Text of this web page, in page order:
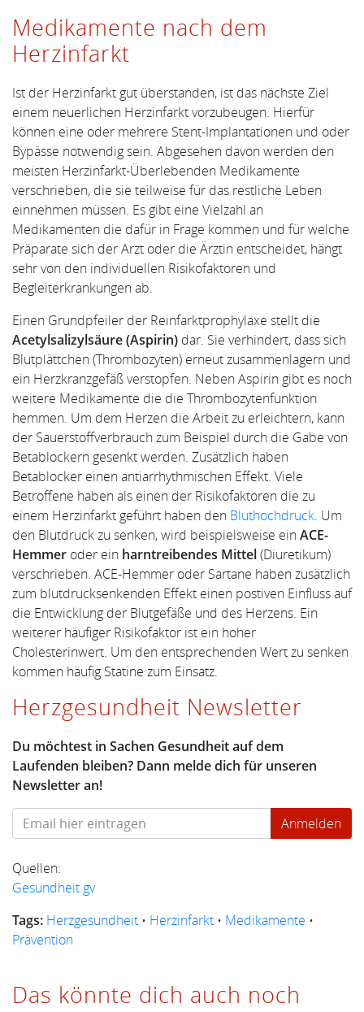
Medikamente nach dem
Herzinfarkt
Ist der Herzinfarkt gut überstanden, ist das nächste Ziel
einem neuerlichen Herzinfarkt vorzubeugen. Hierfür
können eine oder mehrere Stent-Implantationen und oder
Bypässe notwendig sein. Abgesehen davon werden den
meisten Herzinfarkt-Überlebenden Medikamente
verschrieben, die sie teilweise für das restliche Leben
einnehmen müssen. Es gibt eine Vielzahl an
Medikamenten die dafür in Frage kommen und für welche
Präparate sich der Arzt oder die Ärztin entscheidet, hängt
sehr von den individuellen Risikofaktoren und
Begleiterkrankungen ab.
Einen Grundpfeiler der Reinfarktprophylaxe stellt die
Acetylsalizylsäure (Aspirin) dar. Sie verhindert, dass sich
Blutplättchen (Thrombozyten) erneut zusammenlagern und
ein Herzkranzgefäß verstopfen. Neben Aspirin gibt es noch
weitere Medikamente die die Thrombozytenfunktion
hemmen. Um dem Herzen die Arbeit zu erleichtern, kann
der Sauerstoffverbrauch zum Beispiel durch die Gabe von
Betablockern gesenkt werden. Zusätzlich haben
Betablocker einen antiarrhythmischen Effekt. Viele
Betroffene haben als einen der Risikofaktoren die zu
einem Herzinfarkt geführt haben den Bluthochdruck. Um
den Blutdruck zu senken, wird beispielsweise einACE-
Hemmer oder ein harntreibendes Mittel(Diuretikum)
verschrieben. ACE-Hemmer oder Sartane haben zusätzlich
zum blutdrucksenkenden Effekt einen postiven Einfluss auf
die Entwicklung der Blutgefäße und des Herzens. Ein
weiterer häufiger Risikofaktor ist ein hoher
Cholesterinwert. Um den entsprechenden Wert zu senken
kommen häufig Statine zum Einsatz.
Herzgesundheit Newsletter
Du möchtest in Sachen Gesundheit auf dem
Laufenden bleiben? Dann melde dich für unseren
Newsletter an!
Quellen:
Gesundheit.gv
Tags: Herzgesundheit • Herzinfarkt • Medikamente •
Prävention
Das könnte dich auch noch